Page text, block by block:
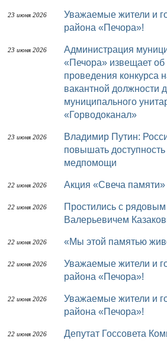
23 июня 2026
Уважаемые жители и гости муниципального
района «Печора»!
23 июня 2026
Администрация муниципального района
«Печора» извещает
проведения конкурса
вакантной должности
муниципального
«Горводоканал»
23 июня 2026
Владимир Путин: Россия будет стремиться
повышать
медпомощи
22 июня 2026 Акция «Свеча памяти»
22 июня 2026
Простились с рядовым Сергеем
Валерьевичем
22 июня 2026 «Мы этой памятью
22 июня 2026
Уважаемые жители и гости муниципального
района «Печора»!
22 июня 2026
Уважаемые жители и гости муниципального
района «Печора»!
22 июня 2026
Депутат Госсовета Коми Андрей Климушев